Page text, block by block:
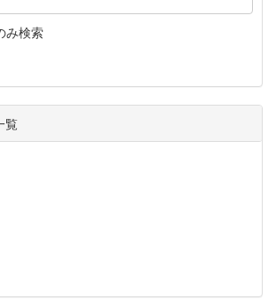
み検索
覧